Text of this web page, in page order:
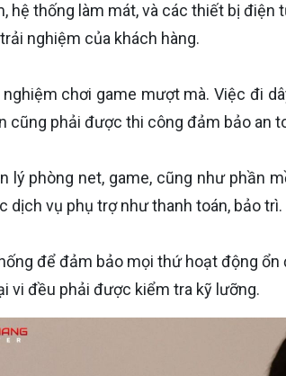
hệ thống làm mát, và các thiết bị điện
nghiệm của khách hàng.
chơi game mượt mà. Việc đi
cũng phải được thi công đảm bảo an
phòng net, game, cũng như phần
dịch vụ phụ trợ như thanh toán, bảo trì.
để đảm bảo mọi thứ hoạt động
vi đều phải được kiểm tra kỹ lưỡng.